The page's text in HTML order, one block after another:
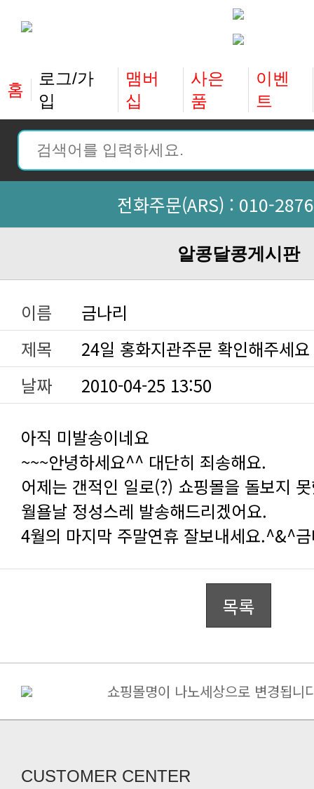
홈
입 십 품 트
전화주문(ARS) : 010-
알콩달콩게시판
이름
금나리
제목
24일 홍화지관주문 확인해주세요
날짜
2010-04-25 13:50
아직 미발송이네요
~~~안녕하세요^^ 대단히 죄송해요.
어제는 갠적인 일로(?) 쇼핑몰을 돌보지
월욜날 정성스레 발송해드리겠어요.
4월의 마지막 주말연휴 잘보내세요.^&^
목록
쇼핑몰명이 나노세상으로 변경됩니
당뇨 환자용 영양조제식품/ 인산가
CUSTOMER CENTER